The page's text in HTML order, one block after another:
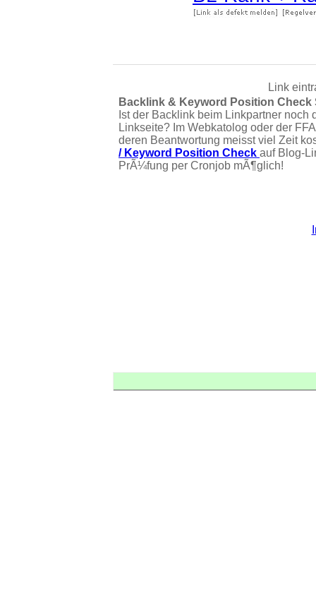
Link
Backlink & Keyword Position
Ist der Backlink beim Linkpartner noch
Linkseite? Im Webkatolog oder der
deren Beantwortung meisst viel Zeit
/ Keyword Position Check auf Blog-
PrÃ¼fung per Cronjob mÃ¶glich!